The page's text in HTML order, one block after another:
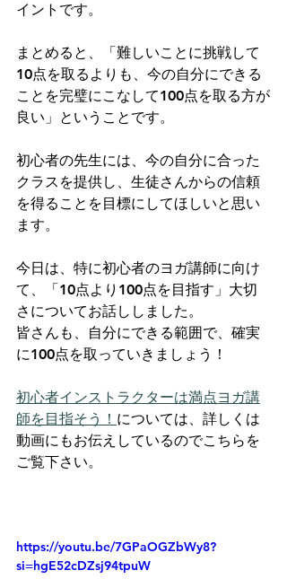
イントです。
まとめると、「難しいことに挑戦して
10点を取るよりも、今の自分にできる
ことを完璧にこなして100点を取る方が
良い」ということです。
初心者の先生には、今の自分に合った
クラスを提供し、生徒さんからの信頼
を得ることを目標にしてほしいと思い
ます。
今日は、特に初心者のヨガ講師に向け
て、「10点より100点を目指す」大切
さについてお話ししました。
皆さんも、自分にできる範囲で、確実
に100点を取っていきましょう！
初心者インストラクターは満点ヨガ講
師を目指そう！ については、詳しくは
動画にもお伝えしているのでこちらを
ご覧下さい。
https://youtu.be/7GPaOGZbWy8?
si=hgE52cDZsj94tpuW